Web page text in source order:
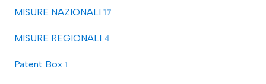
MISURE NAZIONALI 17
MISURE REGIONALI 4
Patent Box 1